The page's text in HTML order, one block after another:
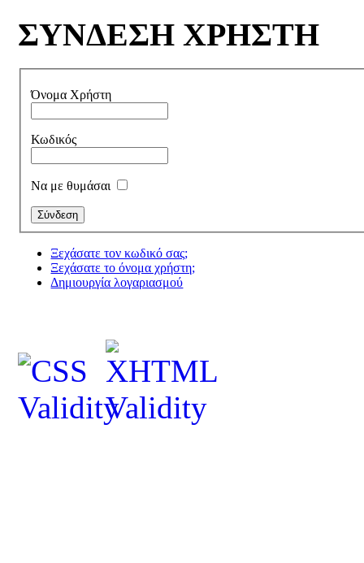
ΣΥΝΔΕΣΗ ΧΡΗΣΤΗ
Όνομα Χρήστη
Κωδικός
Να με θυμάσαι
Ξεχάσατε τον κωδικό σας;
Ξεχάσατε το όνομα χρήστη;
Δημιουργία λογαριασμού